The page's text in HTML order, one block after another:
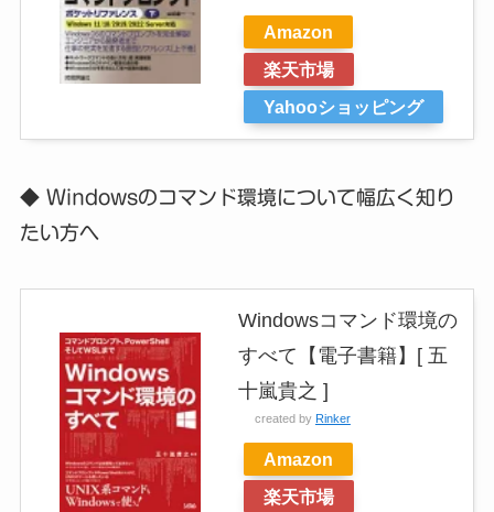
Amazon
楽天市場
Yahooショッピング
◆ Windowsのコマンド環境について幅広く知り
たい方へ
Windowsコマンド環境の
すべて【電子書籍】[ 五
十嵐貴之 ]
created by Rinker
Amazon
楽天市場